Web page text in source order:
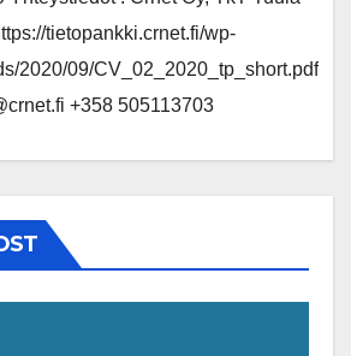
tietopankki.crnet.fi/wp-
2020/09/CV_02_2020_tp_short.pdf
+358 505113703